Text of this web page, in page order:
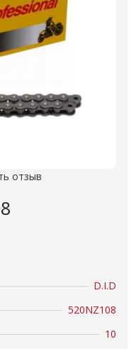
отзыв
D.I.D
520NZ108
10